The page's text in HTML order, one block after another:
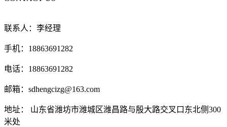
联系人：李经理
手机：18863691282
电话：18863691282
邮箱：sdhengcizg@163.com
地址： 山东省潍坊市潍城区潍昌路与殷大路交叉口东北侧300
米处